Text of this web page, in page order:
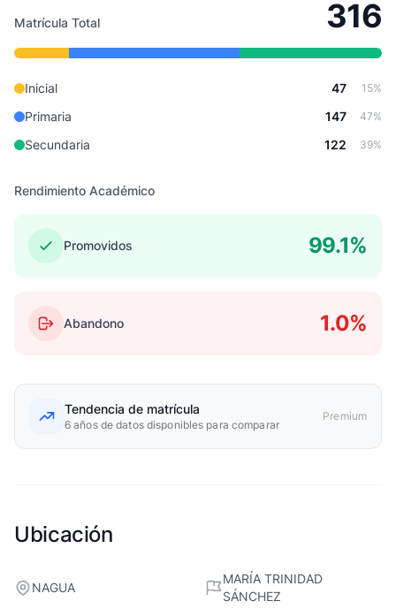
Matrícula Total 316
Inicial 47 15%
Primaria 147 47%
Secundaria 122 39%
Rendimiento Académico
Promovidos 99.1%
Abandono 1.0%
Tendencia de matrícula
6 años de datos disponibles para comparar
Premium
Ubicación
NAGUA
MARÍA TRINIDAD
SÁNCHEZ